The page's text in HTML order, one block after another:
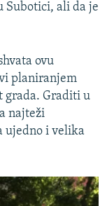
Subotici, ali da je
ovu
planiranjem
grada. Graditi u
najteži
ujedno i velika